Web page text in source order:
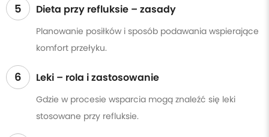
5 Dieta przy refluksie – zasady
Planowanie posiłków i sposób podawania wspierające
komfort przełyku.
6 Leki – rola i zastosowanie
Gdzie w procesie wsparcia mogą znaleźć się leki
stosowane przy refluksie.